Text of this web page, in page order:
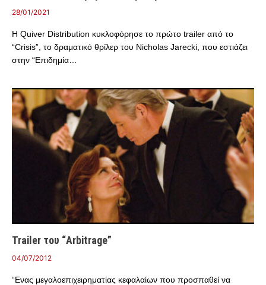
28/01/2021
Η Quiver Distribution κυκλοφόρησε το πρώτο trailer από το
“Crisis”, το δραματικό θρίλερ του Nicholas Jarecki, που εστιάζει
στην “Επιδημία…
Trailer του “Arbitrage”
04/07/2012
“Ενας μεγαλοεπιχειρηματίας κεφαλαίων που προσπαθεί να